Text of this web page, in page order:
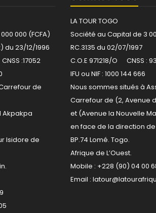
000 (FCFA)
du 23/12/1996
:17052
de
Akpakpa
Isidore de
LA TOUR TOGO
Société au Capital de 3
RC.3135 du 02/07/1997
C.O.E 971218/O CNSS :
IFU ou NIF : 1000 144 666
Nous sommes situés à
Carrefour de (2, Avenue
et (Avenue la Nouvelle
en face de la direction de
BP.74 Lomé. Togo.
Afrique de L’Ouest.
Mobile : +228 (90) 04 00
Email :